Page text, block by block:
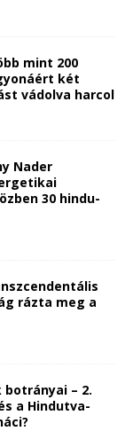
mint 200
két
vádolva harcol
Nader
30 hindu-
rázta meg a
– 2.
a Hindutva-